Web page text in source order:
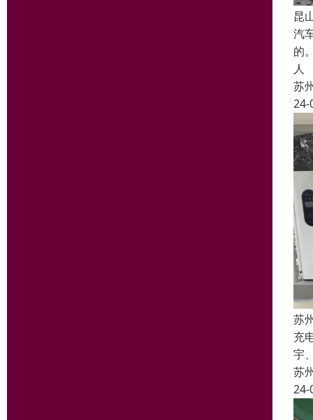
昆
汽
的
人
苏
24-
苏
充
宇
苏
24-